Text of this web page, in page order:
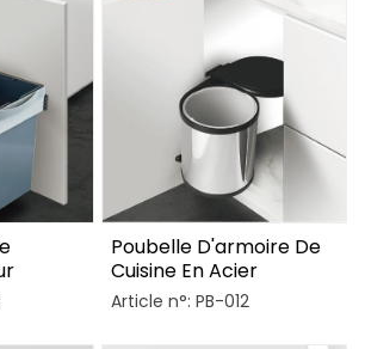
Poubelle D'armoire De
Cuisine En Acier
Inoxydable
Article n°: PB-012